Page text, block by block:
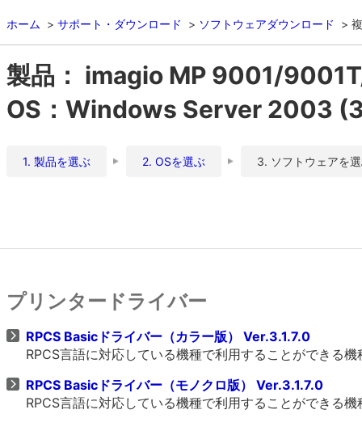
ホーム サポート・ダウンロード ソフトウェアダウンロード
製品： imagio MP 9001/
OS：Windows Server 2003
1. 製品を選ぶ 2. OSを選ぶ 3. ソフトウェアを
プリンタードライバー
RPCS Basicドライバー（カラー版） Ver.3.1.7.0
RPCS言語に対応している機種で利用することができる
RPCS Basicドライバー（モノクロ版） Ver.3.1.7.0
RPCS言語に対応している機種で利用することができる